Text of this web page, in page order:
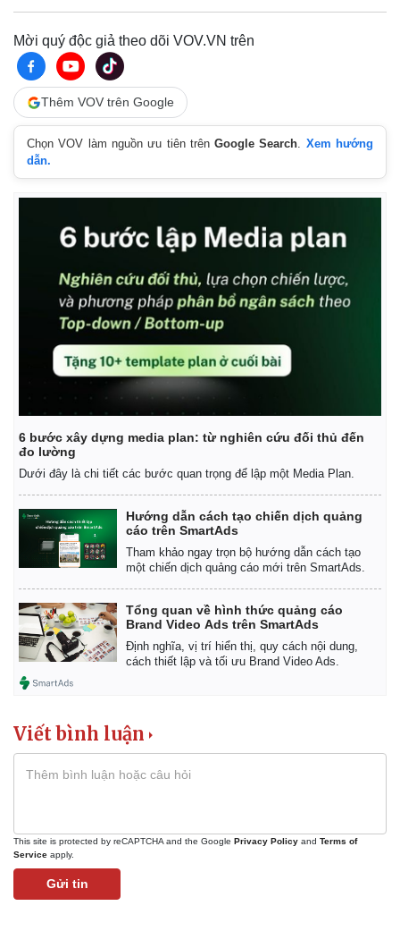
Pháp luật
Vụ án
Tin nóng
Tư vấn luật
Phân tích
Mời quý độc giả theo dõi VOV.VN trên
Thêm VOV trên Google
Chọn VOV làm nguồn ưu tiên trênGoogle Search. Xem hướng
dẫn.
6 bước xây dựng media plan: từ nghiên cứu đối thủ đến
đo lường
Dưới đây là chi tiết các bước quan trọng để lập một Media Plan.
Hướng dẫn cách tạo chiến dịch quảng
cáo trên SmartAds
Tham khảo ngay trọn bộ hướng dẫn cách tạo
một chiến dịch quảng cáo mới trên SmartAds.
Tổng quan về hình thức quảng cáo
Brand Video Ads trên SmartAds
Định nghĩa, vị trí hiển thị, quy cách nội dung,
cách thiết lập và tối ưu Brand Video Ads.
Viết bình luận
This site is protected by reCAPTCHA and the Google Privacy Policy and Terms of
Service apply.
Gửi tin